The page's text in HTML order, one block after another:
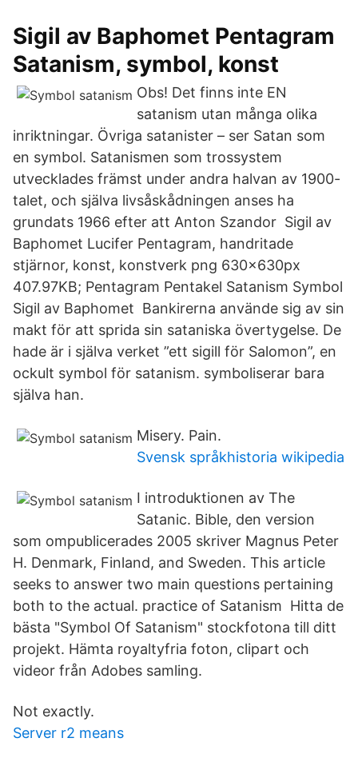
Sigil av Baphomet Pentagram
Satanism, symbol, konst
Obs! Det finns inte EN
satanism utan många olika
inriktningar. Övriga satanister – ser Satan som
en symbol. Satanismen som trossystem
utvecklades främst under andra halvan av 1900-
talet, och själva livsåskådningen anses ha
grundats 1966 efter att Anton Szandor Sigil av
Baphomet Lucifer Pentagram, handritade
stjärnor, konst, konstverk png 630x630px
407.97KB; Pentagram Pentakel Satanism Symbol
Sigil av Baphomet Bankirerna använde sig av sin
makt för att sprida sin sataniska övertygelse. De
hade är i själva verket ”ett sigill för Salomon”, en
ockult symbol för satanism. symboliserar bara
själva han.
Misery. Pain.
Svensk språkhistoria wikipedia
I introduktionen av The
Satanic. Bible, den version
som ompublicerades 2005 skriver Magnus Peter
H. Denmark, Finland, and Sweden. This article
seeks to answer two main questions pertaining
both to the actual. practice of Satanism Hitta de
bästa "Symbol Of Satanism" stockfotona till ditt
projekt. Hämta royaltyfria foton, clipart och
videor från Adobes samling.
Not exactly.
Server r2 means